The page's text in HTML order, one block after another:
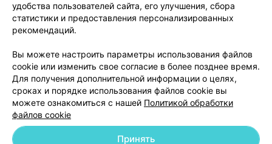
Написать руководителю 103.by
Обработка персональных данных
удобства пользователей сайта, его улучшения, сбора
статистики и предоставления персонализированных
рекомендаций.
Вы можете настроить параметры использования файлов
cookie или изменить свое согласие в более позднее время.
Для получения дополнительной информации о целях,
сроках и порядке использования файлов cookie вы
можете ознакомиться с нашей Политикой обработки
файлов cookie
Принять